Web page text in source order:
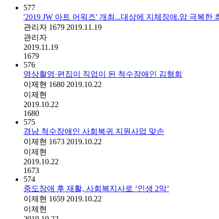
577
'2019 JW 아트 어워즈' 개최...대상에 지체장애.암 극복한
관리자 1679 2019.11.19
관리자
2019.11.19
1679
576
영상촬영·편집이 직업이 된 척수장애인 김형회
이제현 1680 2019.10.22
이제현
2019.10.22
1680
575
경남 척수장애인 사회복귀 지원사업 맞손
이제현 1673 2019.10.22
이제현
2019.10.22
1673
574
중도장애 후 재활, 사회복지사로 ‘인생 2막’
이제현 1659 2019.10.22
이제현